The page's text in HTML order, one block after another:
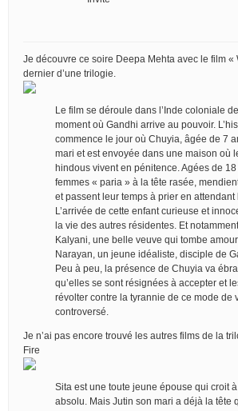
Je découvre ce soire Deepa Mehta avec le film «
dernier d’une trilogie.
Le film se déroule dans l’Inde coloniale
moment où Gandhi arrive au pouvoir.
commence le jour où Chuyia, âgée de 7
mari et est envoyée dans une maison où
hindous vivent en pénitence. Agées de
femmes « paria » à la tête rasée,
et passent leur temps à prier en attendant
L’arrivée de cette enfant curieuse et
la vie des autres résidentes. Et
Kalyani, une belle veuve qui tombe
Narayan, un jeune idéaliste, disciple de
Peu à peu, la présence de Chuyia va
qu’elles se sont résignées à accepter et
révolter contre la tyrannie de ce mode de
controversé.
Je n’ai pas encore trouvé les autres films de la
Fire
Sita est une toute jeune épouse qui croit à
absolu. Mais Jutin son mari a déjà la tête